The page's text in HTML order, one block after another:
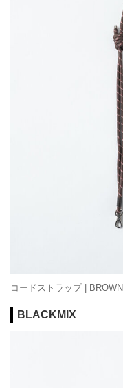
コードストラップ | BROWN
BLACKMIX